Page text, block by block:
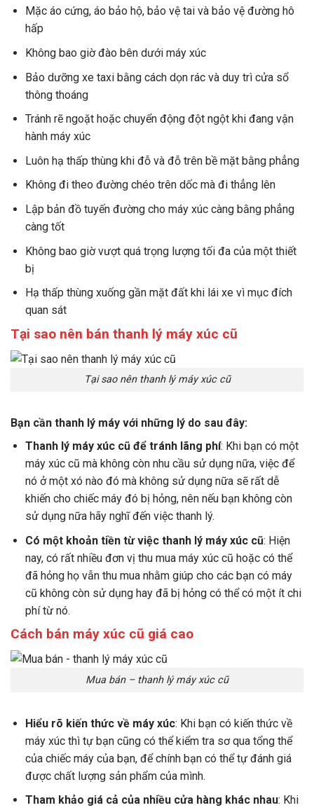
Mặc áo cứng, áo bảo hộ, bảo vệ tai và bảo vệ đường hô
hấp
Không bao giờ đào bên dưới máy xúc
Bảo dưỡng xe taxi bằng cách dọn rác và duy trì cửa sổ
thông thoáng
Tránh rẽ ngoặt hoặc chuyển động đột ngột khi đang vận
hành máy xúc
Luôn hạ thấp thùng khi đỗ và đỗ trên bề mặt bằng phẳng
Không đi theo đường chéo trên dốc mà đi thẳng lên
Lập bản đồ tuyến đường cho máy xúc càng bằng phẳng
càng tốt
Không bao giờ vượt quá trọng lượng tối đa của một thiết
bị
Hạ thấp thùng xuống gần mặt đất khi lái xe vì mục đích
quan sát
Tại sao nên bán thanh lý máy xúc cũ
Tại sao nên thanh lý máy xúc cũ
Bạn cần thanh lý máy với những lý do sau đây:
Thanh lý máy xúc cũ để tránh lãng phí: Khi bạn có một
máy xúc cũ mà không còn nhu cầu sử dụng nữa, việc để
nó ở một xó nào đó mà không sử dụng nữa sẽ rất dễ
khiến cho chiếc máy đó bị hỏng, nên nếu bạn không còn
sử dụng nữa hãy nghĩ đến việc thanh lý.
Có một khoản tiền từ việc thanh lý máy xúc cũ: Hiện
nay, có rất nhiều đơn vị thu mua máy xúc cũ hoặc có thể
đã hỏng họ vẫn thu mua nhằm giúp cho các bạn có máy
cũ không còn sử dụng hay đã bị hỏng có thể có một ít chi
phí từ nó.
Cách bán máy xúc cũ giá cao
Mua bán – thanh lý máy xúc cũ
Hiểu rõ kiến thức về máy xúc: Khi bạn có kiến thức về
máy xúc thì tự bạn cũng có thể kiểm tra sơ qua tổng thể
của chiếc máy của bạn, để chính bạn có thể tự đánh giá
được chất lượng sản phẩm của mình.
Tham khảo giá cả của nhiều cửa hàng khác nhau: Khi